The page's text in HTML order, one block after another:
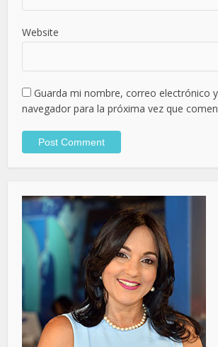
Website
Guarda mi nombre, correo electrónico
navegador para la próxima vez que